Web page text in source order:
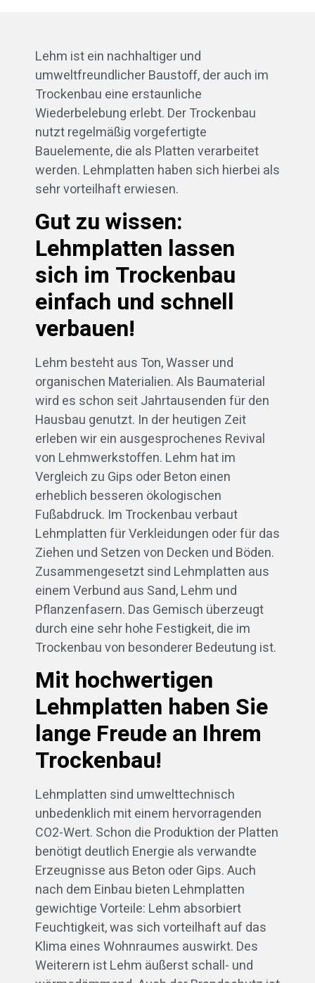
Lehm ist ein nachhaltiger und
umweltfreundlicher Baustoff, der auch im
Trockenbau eine erstaunliche
Wiederbelebung erlebt. Der Trockenbau
nutzt regelmäßig vorgefertigte
Bauelemente, die als Platten verarbeitet
werden. Lehmplatten haben sich hierbei als
sehr vorteilhaft erwiesen.
Gut zu wissen:
Lehmplatten lassen
sich im Trockenbau
einfach und schnell
verbauen!
Lehm besteht aus Ton, Wasser und
organischen Materialien. Als Baumaterial
wird es schon seit Jahrtausenden für den
Hausbau genutzt. In der heutigen Zeit
erleben wir ein ausgesprochenes Revival
von Lehmwerkstoffen. Lehm hat im
Vergleich zu Gips oder Beton einen
erheblich besseren ökologischen
Fußabdruck. Im Trockenbau verbaut
Lehmplatten für Verkleidungen oder für das
Ziehen und Setzen von Decken und Böden.
Zusammengesetzt sind Lehmplatten aus
einem Verbund aus Sand, Lehm und
Pflanzenfasern. Das Gemisch überzeugt
durch eine sehr hohe Festigkeit, die im
Trockenbau von besonderer Bedeutung ist.
Mit hochwertigen
Lehmplatten haben Sie
lange Freude an Ihrem
Trockenbau!
Lehmplatten sind umwelttechnisch
unbedenklich mit einem hervorragenden
CO2-Wert. Schon die Produktion der Platten
benötigt deutlich Energie als verwandte
Erzeugnisse aus Beton oder Gips. Auch
nach dem Einbau bieten Lehmplatten
gewichtige Vorteile: Lehm absorbiert
Feuchtigkeit, was sich vorteilhaft auf das
Klima eines Wohnraumes auswirkt. Des
Weiterern ist Lehm äußerst schall- und